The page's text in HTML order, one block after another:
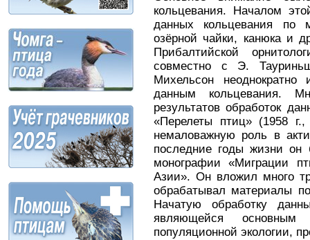
кольцевания. Началом
данных кольцева­ния по
озёрной чайки, канюка и
Прибалтийской
совместно с Э.
Михельсон неоднократно
данным кольцевания.
результатов обработок
«Перелеты птиц» (1958
немаловажную роль в
последние годы жизни он
монографии «Миграции
Азии». Он вло­жил много
обрабатывал материалы
Начатую обработку
являющейся
популяционной экологии,